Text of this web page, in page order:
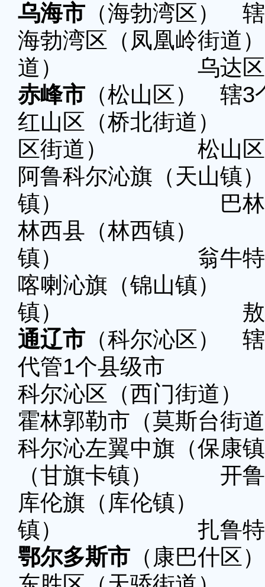
乌海市 （海勃湾区）
海勃湾区（凤凰岭
道） 乌达区（
赤峰市 （松山区） 辖3
红山区（桥北街
区街道） 松山区
阿鲁科尔沁旗（天
镇） 巴林右旗
林西县（林西镇
镇） 翁牛特旗
喀喇沁旗（锦山
镇） 敖汉旗
通辽市 （科尔沁区）
代管1个县级市
科尔沁区（西门街道）
霍林郭勒市（莫斯台街
科尔沁左翼中旗（
（甘旗卡镇） 开鲁
库伦旗（库伦镇
镇） 扎鲁特旗
鄂尔多斯市 （康巴什区